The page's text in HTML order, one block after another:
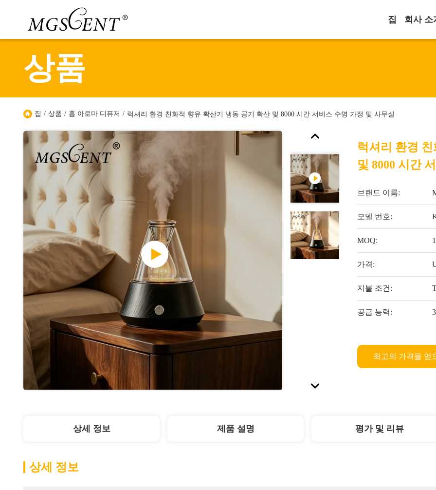
집 회사 소
상품
집 / 상품 / 홈 아로마 디퓨저 / 럭셔리 환경 친화적 향유 확산기 냉동 공기 확산 및 8000 시간 서비스 수명 가정 및 사무실
럭셔리 환경
및 8000 시간
브랜드 이름:
모델 번호:
MOQ:
가격:
지불 조건:
공급 능력:
최고의 가격을 얻
상세 정보 제품 설명 평가 및 리뷰
상세 정보